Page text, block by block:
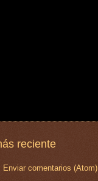
reciente
Enviar comentarios (Atom)